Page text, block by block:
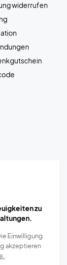
widerrufen
zu
Einwilligung
akzeptieren